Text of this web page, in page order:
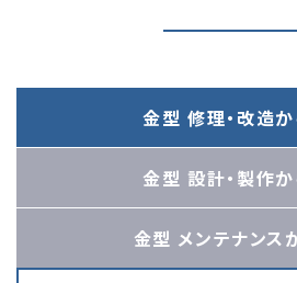
金型 修理・改造
金型 設計・製作
金型 メンテナンス